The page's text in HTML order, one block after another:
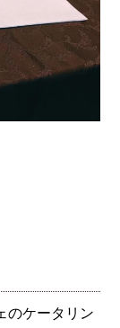
のケータリン